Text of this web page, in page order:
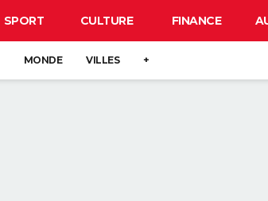
SPORT CULTURE FINANCE
MONDE VILLES +